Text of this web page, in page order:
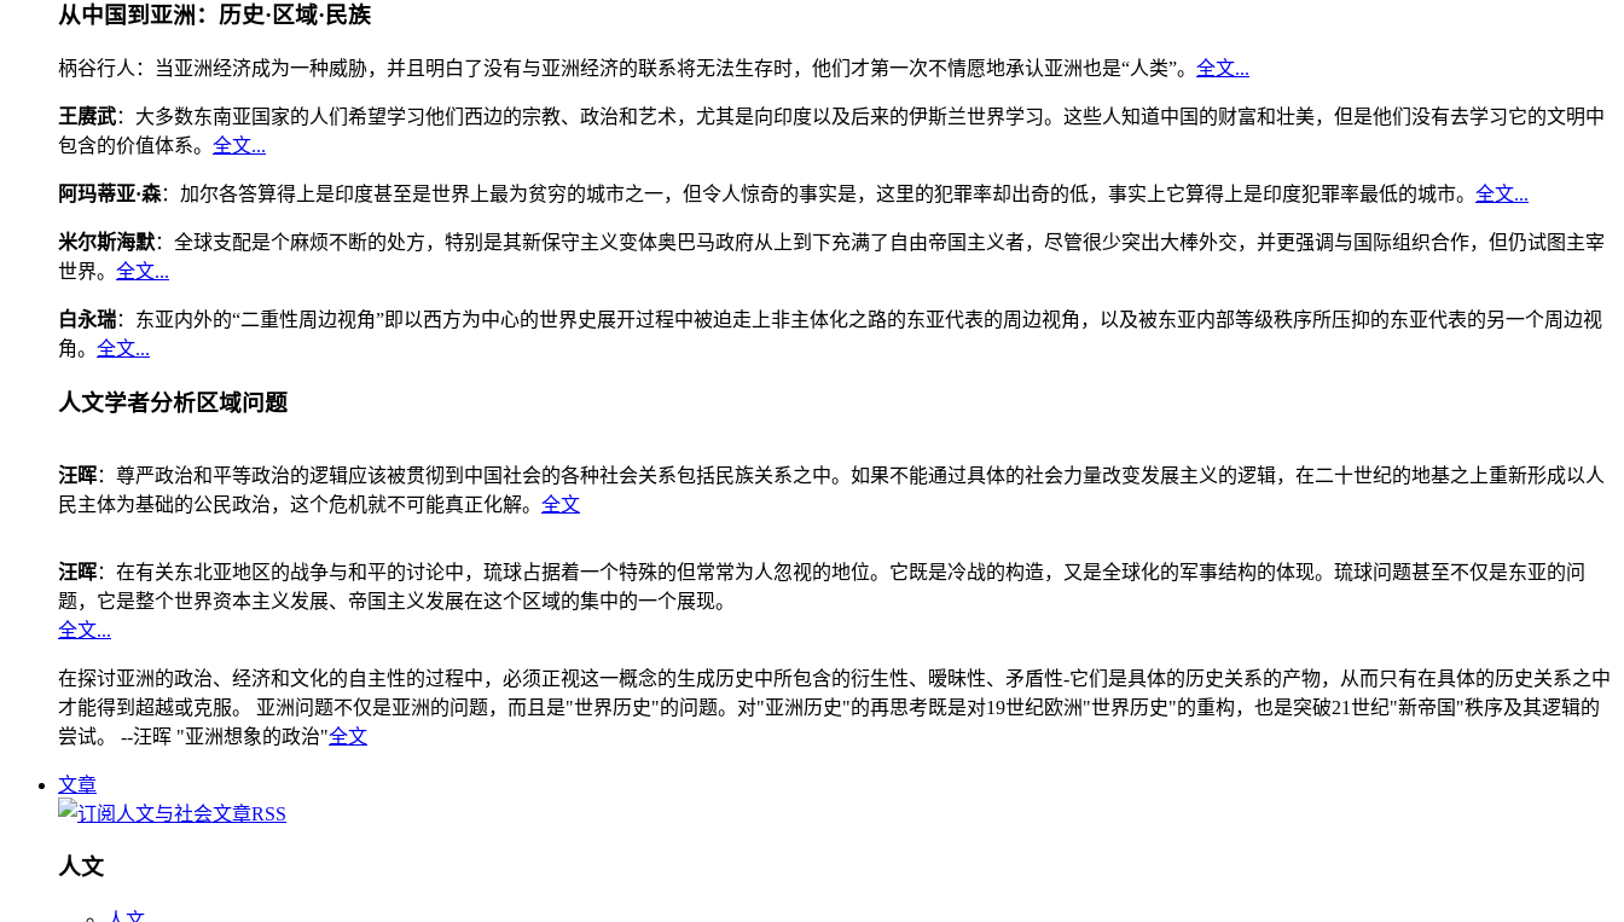
从中国到亚洲：历史·区域·民族
柄谷行人：当亚洲经济成为一种威胁，并且明白了没有与亚洲经济的联系将无法生存时，他们才第一次不情愿地承认亚洲也是“人类”。 全文...
王赓武：大多数东南亚国家的人们希望学习他们西边的宗教、政治和艺术，尤其是向印度以及后来的伊斯兰世界学习。这些人知道中国的财富和壮美，但是他们没有去学习它的文明中
包含的价值体系。 全文...
阿玛蒂亚·森：加尔各答算得上是印度甚至是世界上最为贫穷的城市之一，但令人惊奇的事实是，这里的犯罪率却出奇的低，事实上它算得上是印度犯罪率最低的城市。 全文...
米尔斯海默：全球支配是个麻烦不断的处方，特别是其新保守主义变体奥巴马政府从上到下充满了自由帝国主义者，尽管很少突出大棒外交，并更强调与国际组织合作，但仍试图主宰
世界。 全文...
白永瑞：东亚内外的“二重性周边视角”即以西方为中心的世界史展开过程中被迫走上非主体化之路的东亚代表的周边视角，以及被东亚内部等级秩序所压抑的东亚代表的另一个周边视
角。 全文...
人文学者分析区域问题
汪晖：尊严政治和平等政治的逻辑应该被贯彻到中国社会的各种社会关系包括民族关系之中。如果不能通过具体的社会力量改变发展主义的逻辑，在二十世纪的地基之上重新形成以人
民主体为基础的公民政治，这个危机就不可能真正化解。 全文
汪晖：在有关东北亚地区的战争与和平的讨论中，琉球占据着一个特殊的但常常为人忽视的地位。它既是冷战的构造，又是全球化的军事结构的体现。琉球问题甚至不仅是东亚的问
题，它是整个世界资本主义发展、帝国主义发展在这个区域的集中的一个展现。
全文...
在探讨亚洲的政治、经济和文化的自主性的过程中，必须正视这一概念的生成历史中所包含的衍生性、暧昧性、矛盾性-它们是具体的历史关系的产物，从而只有在具体的历史关系之中
才能得到超越或克服。 亚洲问题不仅是亚洲的问题，而且是"世界历史"的问题。对"亚洲历史"的再思考既是对19世纪欧洲"世界历史"的重构，也是突破21世纪"新帝国"秩序及其逻辑的
尝试。 --汪晖 "亚洲想象的政治"全文
文章
人文